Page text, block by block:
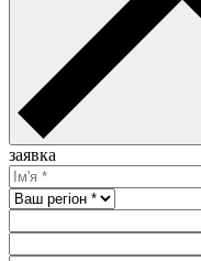
заявка